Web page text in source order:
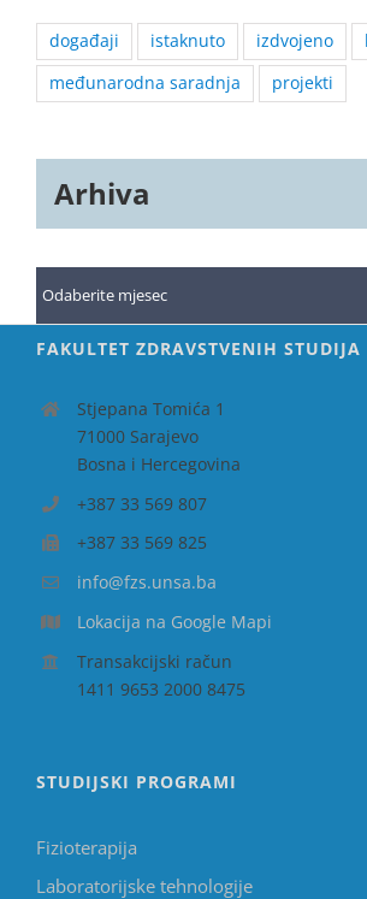
događaji istaknuto izdvojeno
međunarodna saradnja
projekti
Arhiva
Arhiva
FAKULTET ZDRAVSTVENIH STUDIJA
Stjepana Tomića 1
71000 Sarajevo
Bosna i Hercegovina
+387 33 569 807
+387 33 569 825
info@fzs.unsa.ba
Lokacija na Google Mapi
Transakcijski račun
1411 9653 2000 8475
STUDIJSKI PROGRAMI
Fizioterapija
Laboratorijske tehnologije